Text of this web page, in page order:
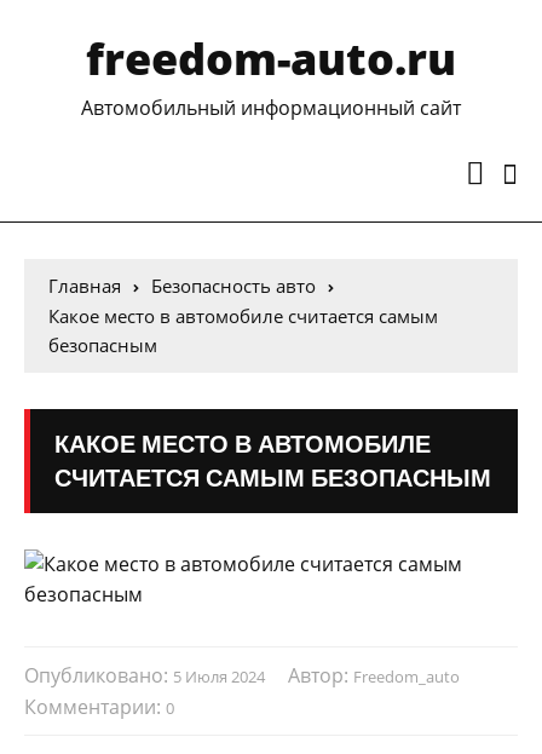
freedom-auto.ru
Автомобильный информационный сайт
Главная
Безопасность авто
Какое место в автомобиле считается самым
безопасным
КАКОЕ МЕСТО В АВТОМОБИЛЕ
СЧИТАЕТСЯ САМЫМ БЕЗОПАСНЫМ
Опубликовано: 5 Июля 2024 Автор: Freedom_auto
Комментарии: 0